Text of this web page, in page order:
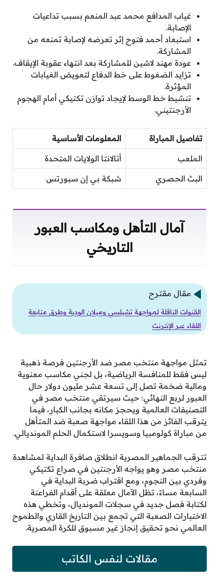
غياب المدافع محمد عبد المنعم بسبب تداعيات
الإصابة.
استبعاد أحمد فتوح إثر تعرضه لإصابة تمنعه من
المشاركة.
عودة مهند لاشين للمشاركة بعد انتهاء عقوبة الإيقاف.
تزايد الضغوط على خط الدفاع لتعويض الغيابات
المؤثرة.
تنشيط خط الوسط لإيجاد توازن تكتيكي أمام الهجوم
الأرجنتيني.
تفاصيل المباراة المعلومات الأساسية
الملعب أتالانتا الولايات المتحدة
البث الحصري شبكة بي إن سبورتس
آمال التأهل ومكاسب العبور
التاريخي
مقال مقترح
القنوات الناقلة لمواجهة تشيلسي وميلان الودية وطرق متابعة
اللقاء عبر الإنترنت
تمثل مواجهة منتخب مصر ضد الأرجنتين فرصة ذهبية
ليس فقط للمنافسة الرياضية، بل لجني مكاسب معنوية
ومالية ضخمة تصل إلى تسعة عشر مليون دولار حال
العبور لربع النهائي؛ حيث سيرتقي منتخب مصر في
التصنيفات العالمية ويحجز مكانه بجانب الكبار، فيما
يترقب الفائز من هذا اللقاء مواجهة صعبة ضد المتأهل
من مباراة كولومبيا وسويسرا لاستكمال الحلم المونديالي.
تترقب الجماهير المصرية انطلاق صافرة البداية لمشاهدة
منتخب مصر وهو يواجه الأرجنتين في صراع تكتيكي
وفردي بين النجوم، ومع اقتراب ضربة البداية في
السابعة مساءً، تظل الآمال معلقة على أقدام الفراعنة
لكتابة فصل جديد في سجلات المونديال، وتخطي هذه
الاختبارات الصعبة التي تجمع بين التاريخ القاري والطموح
العالمي نحو تحقيق إنجاز غير مسبوق للكرة المصرية.
مقالات لنفس الكاتب